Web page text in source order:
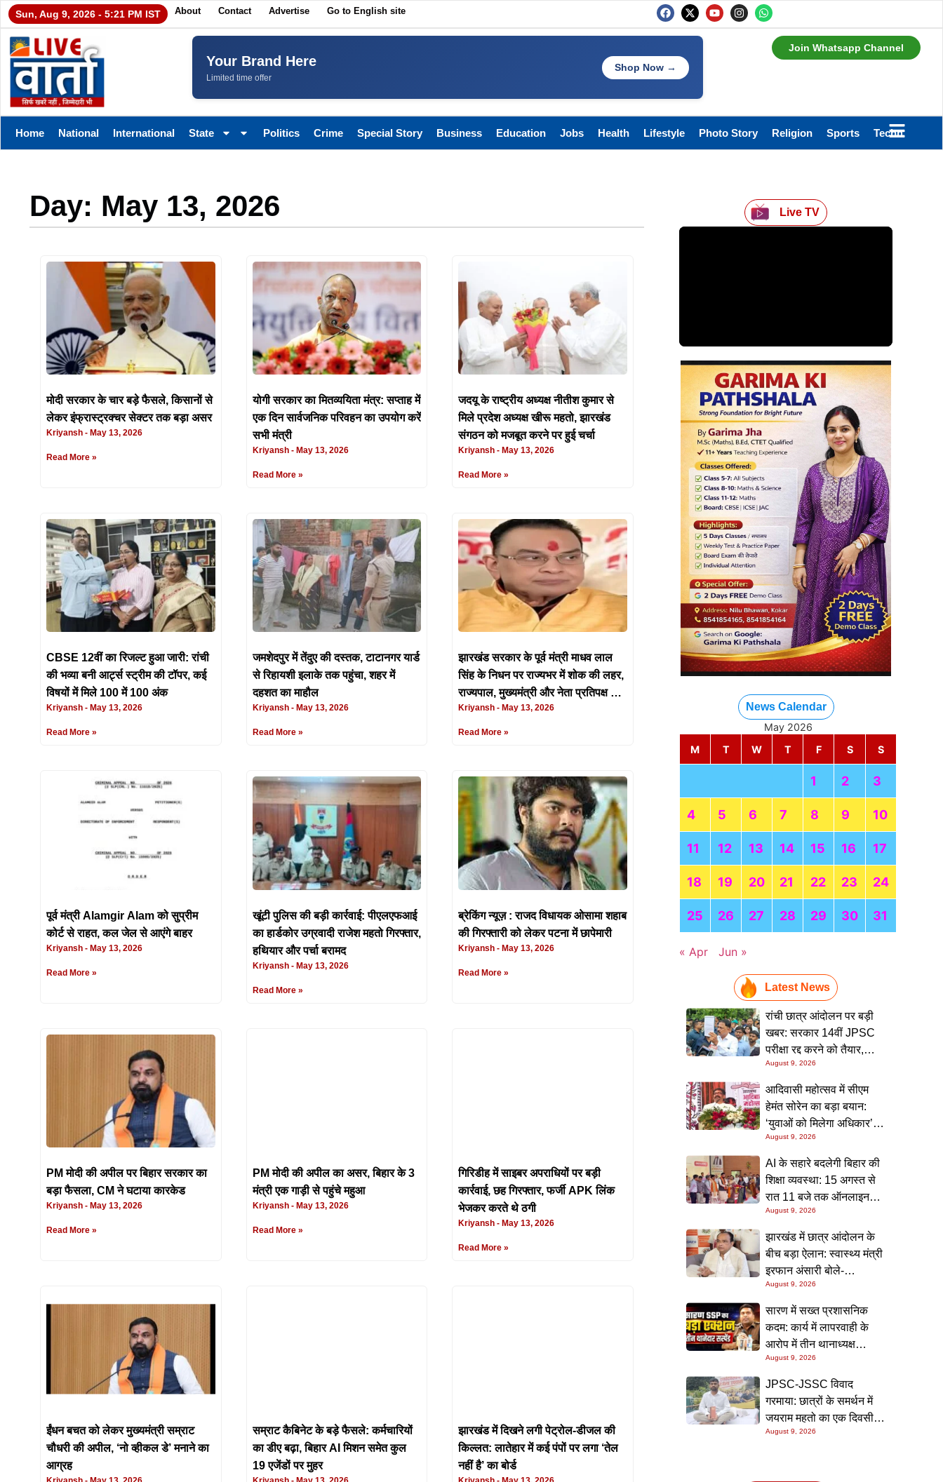
Sun, Aug 9, 2026 - 5:21 PM IST About Contact Advertise Go to English site
Your Brand Here
Limited time offer
Shop Now →
Join Whatsapp Channel
Home National International State Politics Crime Special Story Business Education Jobs Health Lifestyle Photo Story Religion Sports Technology
Day: May 13, 2026
मोदी सरकार के चार बड़े फैसले, किसानों से
लेकर इंफ्रास्ट्रक्चर सेक्टर तक बड़ा असर
Kriyansh May 13, 2026
Read More »
योगी सरकार का मितव्ययिता मंत्र: सप्ताह में
एक दिन सार्वजनिक परिवहन का उपयोग करें
सभी मंत्री
Kriyansh May 13, 2026
Read More »
जदयू के राष्ट्रीय अध्यक्ष नीतीश कुमार से
मिले प्रदेश अध्यक्ष खीरू महतो, झारखंड
संगठन को मजबूत करने पर हुई चर्चा
Kriyansh May 13, 2026
Read More »
CBSE 12वीं का रिजल्ट हुआ जारी: रांची
की भव्या बनी आर्ट्स स्ट्रीम की टॉपर, कई
विषयों में मिले 100 में 100 अंक
Kriyansh May 13, 2026
Read More »
जमशेदपुर में तेंदुए की दस्तक, टाटानगर यार्ड
से रिहायशी इलाके तक पहुंचा, शहर में
दहशत का माहौल
Kriyansh May 13, 2026
Read More »
झारखंड सरकार के पूर्व मंत्री माधव लाल
सिंह के निधन पर राज्यभर में शोक की लहर,
राज्यपाल, मुख्यमंत्री और नेता प्रतिपक्ष ने
जताया शोक
Kriyansh May 13, 2026
Read More »
पूर्व मंत्री Alamgir Alam को सुप्रीम
कोर्ट से राहत, कल जेल से आएंगे बाहर
Kriyansh May 13, 2026
Read More »
खूंटी पुलिस की बड़ी कार्रवाई: पीएलएफआई
का हार्डकोर उग्रवादी राजेश महतो गिरफ्तार,
हथियार और पर्चा बरामद
Kriyansh May 13, 2026
Read More »
ब्रेकिंग न्यूज़ : राजद विधायक ओसामा शहाब
की गिरफ्तारी को लेकर पटना में छापेमारी
Kriyansh May 13, 2026
Read More »
PM मोदी की अपील पर बिहार सरकार का
बड़ा फैसला, CM ने घटाया कारकेड
Kriyansh May 13, 2026
Read More »
PM मोदी की अपील का असर, बिहार के 3
मंत्री एक गाड़ी से पहुंचे महुआ
Kriyansh May 13, 2026
Read More »
गिरिडीह में साइबर अपराधियों पर बड़ी
कार्रवाई, छह गिरफ्तार, फर्जी APK लिंक
भेजकर करते थे ठगी
Kriyansh May 13, 2026
Read More »
ईंधन बचत को लेकर मुख्यमंत्री सम्राट
चौधरी की अपील, ‘नो व्हीकल डे’ मनाने का
आग्रह
सम्राट कैबिनेट के बड़े फैसले: कर्मचारियों
का डीए बढ़ा, बिहार AI मिशन समेत कुल
19 एजेंडों पर मुहर
झारखंड में दिखने लगी पेट्रोल-डीजल की
किल्लत: लातेहार में कई पंपों पर लगा ‘तेल
नहीं है’ का बोर्ड
Live TV
News Calendar
May 2026
M
T W T F S S
1 2 3
4 5 6 7 8 9 10
11 12 13 14 15 16 17
18 19 20 21 22 23 24
25 26 27 28 29 30 31
« Apr Jun »
Latest News
रांची छात्र आंदोलन पर बड़ी
खबर: सरकार 14वीं JPSC
परीक्षा रद्द करने को तैयार,
टीडीपीएल के लेनदेन की ईडी
जांच के संकेत
August 9, 2026
आदिवासी महोत्सव में सीएम
हेमंत सोरेन का बड़ा बयान:
‘युवाओं को मिलेगा अधिकार’,
परीक्षा गड़बड़ी पर सख्त
कार्रवाई का भरोसा
August 9, 2026
AI के सहारे बदलेगी बिहार की
शिक्षा व्यवस्था: 15 अगस्त से
रात 11 बजे तक ऑनलाइन
क्लास, मुख्यमंत्री का बड़ा
August 9, 2026
झारखंड में छात्र आंदोलन के
बीच बड़ा ऐलान: स्वास्थ्य मंत्री
इरफान अंसारी बोले-
आंदोलनकारियों के इलाज का
पूरा खर्च उठाएगी राज्य सरकार
August 9, 2026
सारण में सख्त प्रशासनिक
कदम: कार्य में लापरवाही के
आरोप में तीन थानाध्यक्ष
सस्पेंड, पुलिस महकमे में मचा
हड़कंप
August 9, 2026
JPSC-JSSC विवाद
गरमाया: छात्रों के समर्थन में
जयराम महतो का एक दिवसीय
निर्जला अनशन, सरकार पर
August 9, 2026